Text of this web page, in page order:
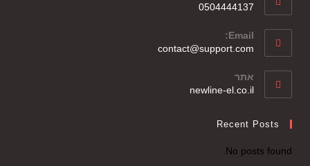
0504444137
Email:
contact@support.com
אתר
newline-el.co.il
Recent Posts
No posts found.